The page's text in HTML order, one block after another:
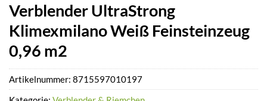
Verblender UltraStrong
Klimexmilano Weiß Feinsteinzeug
0,96 m2
Artikelnummer: 8715597010197